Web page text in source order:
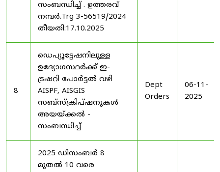
സംബന്ധിച്ച് . ഉത്തരവ്
നമ്പർ.Trg 3-56519/2024
തീയതി:17.10.2025
8
ഡെപ്യൂട്ടേഷനിലുള്ള
ഉദ്യോഗസ്ഥർക്ക് ഇ-
ട്രഷറി പോർട്ടൽ വഴി
AISPF, AISGIS
സബ്‌സ്‌ക്രിപ്‌ഷനുകൾ
അയയ്ക്കൽ -
സംബന്ധിച്ച്
Dept
Orders
06-11-
2025
2025 ഡിസംബർ 8
മുതൽ 10 വരെ